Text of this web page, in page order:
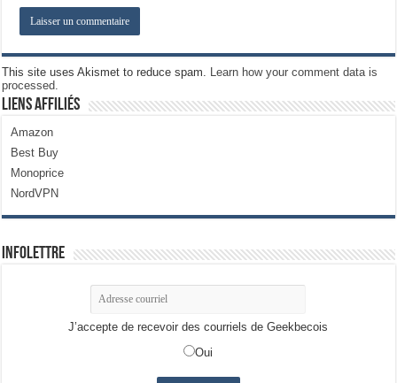
This site uses Akismet to reduce spam. Learn how your comment data is
processed.
Liens Affiliés
Amazon
Best Buy
Monoprice
NordVPN
Infolettre
J’accepte de recevoir des courriels de Geekbecois
Oui